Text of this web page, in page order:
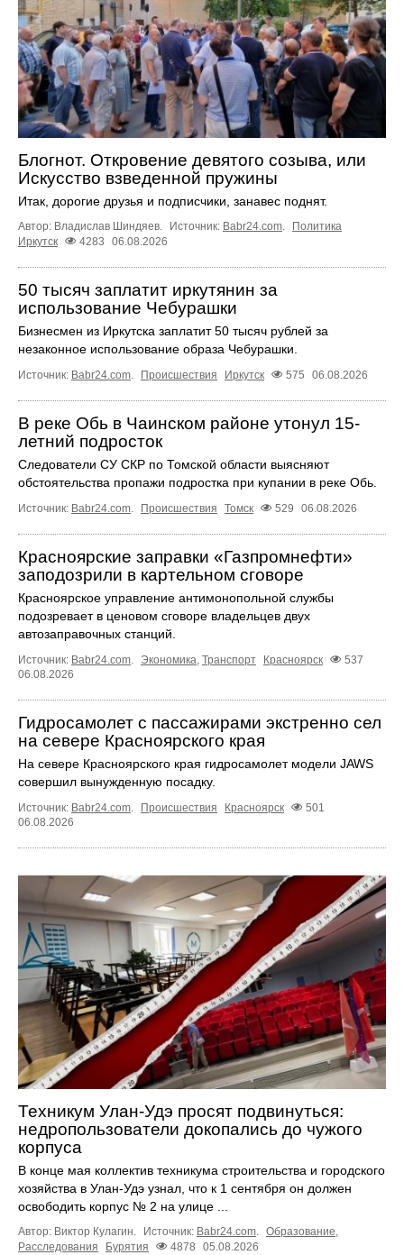
Блогнот. Откровение девятого созыва, или
Искусство взведенной пружины
Итак, дорогие друзья и подписчики, занавес поднят.
Автор: Владислав Шиндяев. Источник: Babr24.com.
Политика
Иркутск
4283 06.08.2026
50 тысяч заплатит иркутянин за
использование Чебурашки
Бизнесмен из Иркутска заплатит 50 тысяч рублей за
незаконное использование образа Чебурашки.
Источник: Babr24.com. Происшествия Иркутск 575 06.08.2026
В реке Обь в Чаинском районе утонул 15-
летний подросток
Следователи СУ СКР по Томской области выясняют
обстоятельства пропажи подростка при купании в реке Обь.
Источник: Babr24.com. Происшествия Томск 529 06.08.2026
Красноярские заправки «Газпромнефти»
заподозрили в картельном сговоре
Красноярское управление антимонопольной службы
подозревает в ценовом сговоре владельцев двух
автозаправочных станций.
Источник: Babr24.com. Экономика, Транспорт Красноярск
537
06.08.2026
Гидросамолет с пассажирами экстренно сел
на севере Красноярского края
На севере Красноярского края гидросамолет модели JAWS
совершил вынужденную посадку.
Источник: Babr24.com. Происшествия Красноярск
501
06.08.2026
Техникум Улан-Удэ просят подвинуться:
недропользователи докопались до чужого
корпуса
В конце мая коллектив техникума строительства и городского
хозяйства в Улан-Удэ узнал, что к 1 сентября он должен
освободить корпус № 2 на улице ...
Автор: Виктор Кулагин. Источник: Babr24.com. Образование,
Расследования
Бурятия 4878 05.08.2026